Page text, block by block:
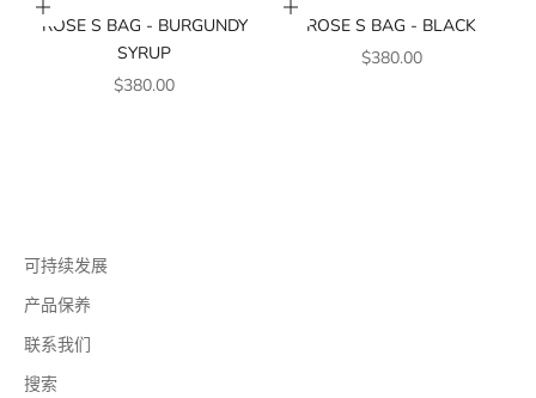
添加到购物车
ROSE S BAG - BURGUNDY
SYRUP
销售价格
$380.00
添加到购物车
ROSE S BAG - BLACK
销售价格
$380.00
可持续发展
产品保养
联系我们
搜索